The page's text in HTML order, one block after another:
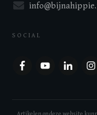
SOCIAL